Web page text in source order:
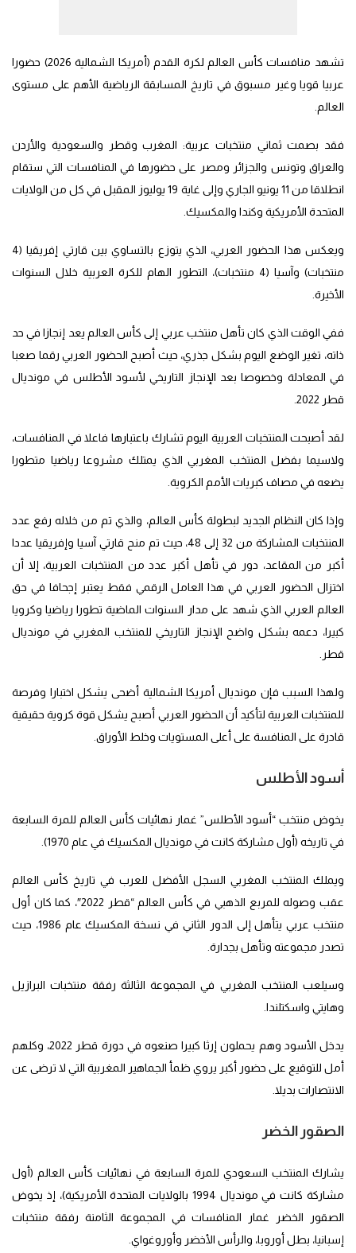
تشهد منافسات كأس العالم لكرة القدم (أمريكا الشمالية 2026) حضورا
عربيا قويا وغير مسبوق في تاريخ المسابقة الرياضية الأهم على مستوى
العالم.
فقد بصمت ثماني منتخبات عربية: المغرب وقطر والسعودية والأردن
والعراق وتونس والجزائر ومصر على حضورها في المنافسات التي ستقام
انطلاقا من 11 يونيو الجاري وإلى غاية 19 يوليوز المقبل في كل من الولايات
المتحدة الأمريكية وكندا والمكسيك.
ويعكس هذا الحضور العربي، الذي يتوزع بالتساوي بين قارتي إفريقيا (4
منتخبات) وآسيا (4 منتخبات)، التطور الهام للكرة العربية خلال السنوات
الأخيرة.
ففي الوقت الذي كان تأهل منتخب عربي إلى كأس العالم يعد إنجازا في حد
ذاته، تغير الوضع اليوم بشكل جذري، حيث أصبح الحضور العربي رقما صعبا
في المعادلة وخصوصا بعد الإنجاز التاريخي لأسود الأطلس في مونديال
قطر 2022.
لقد أصبحت المنتخبات العربية اليوم تشارك باعتبارها فاعلا في المنافسات،
ولاسيما بفضل المنتخب المغربي الذي يمتلك مشروعا رياضيا متطورا
يضعه في مصاف كبريات الأمم الكروية.
وإذا كان النظام الجديد لبطولة كأس العالم، والذي تم من خلاله رفع عدد
المنتخبات المشاركة من 32 إلى 48، حيث تم منح قارتي آسيا وإفريقيا عددا
أكبر من المقاعد، دور في تأهل أكبر عدد من المنتخبات العربية، إلا أن
اختزال الحضور العربي في هذا العامل الرقمي فقط يعتبر إجحافا في حق
العالم العربي الذي شهد على مدار السنوات الماضية تطورا رياضيا وكرويا
كبيرا، دعمه بشكل واضح الإنجاز التاريخي للمنتخب المغربي في مونديال
قطر.
ولهذا السبب فإن مونديال أمريكا الشمالية أضحى يشكل اختبارا وفرصة
للمنتخبات العربية لتأكيد أن الحضور العربي أصبح يشكل قوة كروية حقيقية
قادرة على المنافسة على أعلى المستويات وخلط الأوراق.
أسود الأطلس
يخوض منتخب “أسود الأطلس” غمار نهائيات كأس العالم للمرة السابعة
في تاريخه (أول مشاركة كانت في مونديال المكسيك في عام 1970).
ويملك المنتخب المغربي السجل الأفضل للعرب في تاريخ كأس العالم
عقب وصوله للمربع الذهبي في كأس العالم “قطر 2022″، كما كان أول
منتخب عربي يتأهل إلى الدور الثاني في نسخة المكسيك عام 1986، حيث
تصدر مجموعته وتأهل بجدارة.
وسيلعب المنتخب المغربي في المجموعة الثالثة رفقة منتخبات البرازيل
وهايتي واسكتلندا.
يدخل الأسود وهم يحملون إرثا كبيرا صنعوه في دورة قطر 2022، وكلهم
أمل للتوقيع على حضور أكبر يروي ظمأ الجماهير المغربية التي لا ترضى عن
الانتصارات بديلا.
الصقور الخضر
يشارك المنتخب السعودي للمرة السابعة في نهائيات كأس العالم (أول
مشاركة كانت في مونديال 1994 بالولايات المتحدة الأمريكية)، إذ يخوض
الصقور الخضر غمار المنافسات في المجموعة الثامنة رفقة منتخبات
إسبانيا، بطل أوروبا، والرأس الأخضر وأوروغواي.